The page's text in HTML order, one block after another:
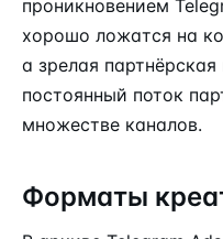
проникновением
хорошо ложатся на
а зрелая
постоянный поток
множестве каналов.
Форматы